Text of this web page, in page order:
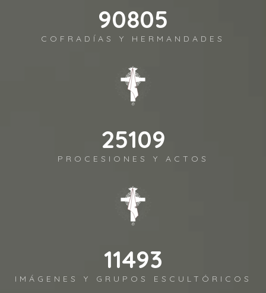
100264
COFRADÍAS Y HERMANDADES
27725
PROCESIONES Y ACTOS
12690
IMÁGENES Y GRUPOS ESCULTÓRICOS